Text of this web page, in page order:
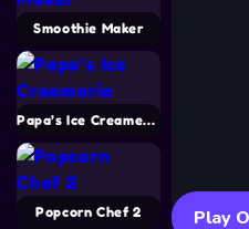
Smoothie Maker
Papa’s Ice Creameria
Popcorn Chef 2